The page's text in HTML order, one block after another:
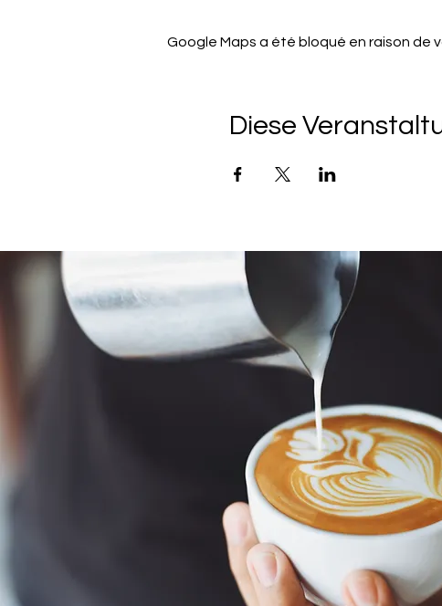
Google Maps a été bloqué en raison de
Diese